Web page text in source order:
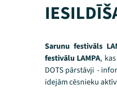
Sarunu festivāls
festivālu LAMPA,
DOTS pārstāvji -
idejām cēsnieku